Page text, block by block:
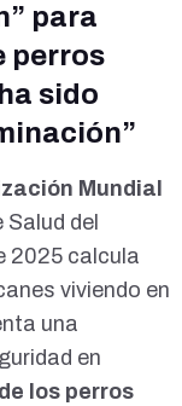
para
perros
sido
Mundial
del
2025 calcula
viviendo en
una
en
los perros